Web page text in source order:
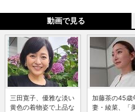
動画で見る
三田寛子、優雅な淡い
黄色の着物姿で上品な
加藤茶の45歳
妻・綾菜、「